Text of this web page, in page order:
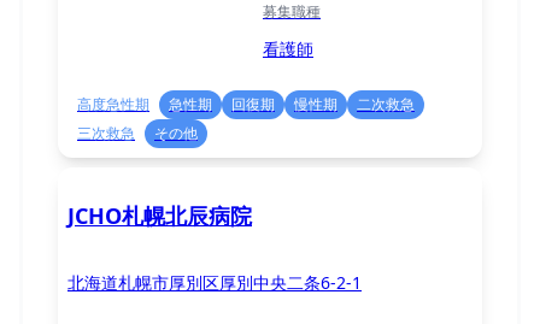
募集職種
看護師
高度急性期 急性期 回復期 慢性期
二次救急
三次救急
その他
JCHO札幌北辰病院
北海道札幌市厚別区厚別中央二条6-2-1